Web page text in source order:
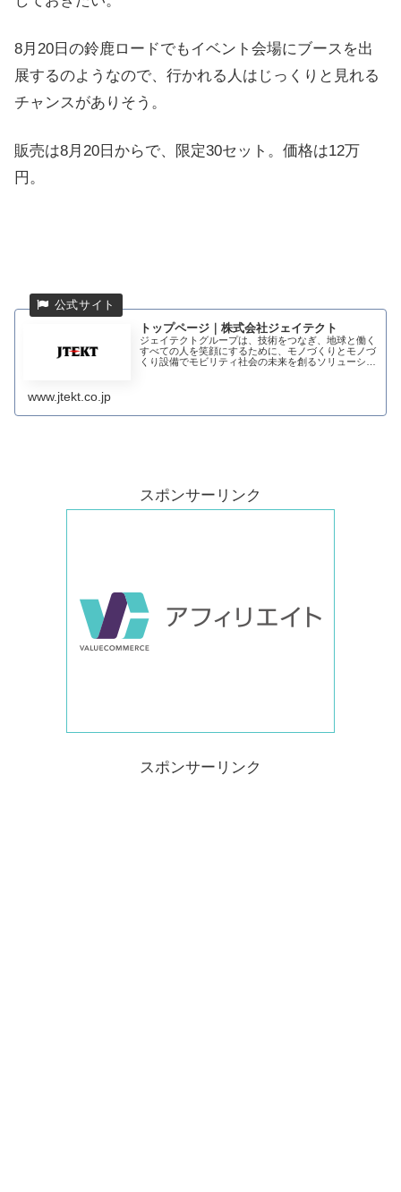
8月20日の鈴鹿ロードでもイベント会場にブースを出
展するのようなので、行かれる人はじっくりと見れる
チャンスがありそう。
販売は8月20日からで、限定30セット。価格は12万
円。
トップページ｜株式会社ジェイテクト
ジェイテクトグループは、技術をつなぎ、地球と働く
すべての人を笑顔にするために、モノづくりとモノづ
くり設備でモビリティ社会の未来を創るソリューショ
www.jtekt.co.jp
スポンサーリンク
スポンサーリンク